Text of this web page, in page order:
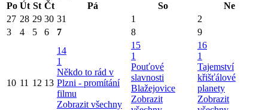
Po Út St Čt Pá So
Ne
27 28 29 30 31 1
2
3
4 5 6 7 8 9
10 11 12 13
14
1
Někdo to rád v
Plzni - promítání
filmu
Zobrazit všechny
15
1
Pouťové
slavnosti
Blažejovice
Zobrazit
16
1
Tajemství
křišťálové
planety
Zobrazit